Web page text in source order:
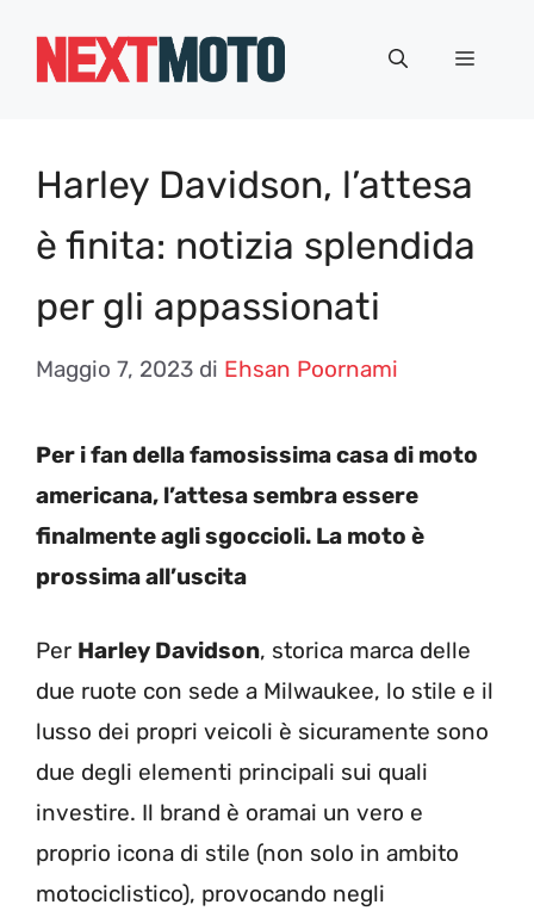
Menu
Harley Davidson, l’attesa
è finita: notizia splendida
per gli appassionati
Maggio 7, 2023 di Ehsan Poornami
Per i fan della famosissima casa di moto
americana, l’attesa sembra essere
finalmente agli sgoccioli. La moto è
prossima all’uscita
Per Harley Davidson, storica marca delle
due ruote con sede a Milwaukee, lo stile e il
lusso dei propri veicoli è sicuramente sono
due degli elementi principali sui quali
investire. Il brand è oramai un vero e
proprio icona di stile (non solo in ambito
motociclistico), provocando negli